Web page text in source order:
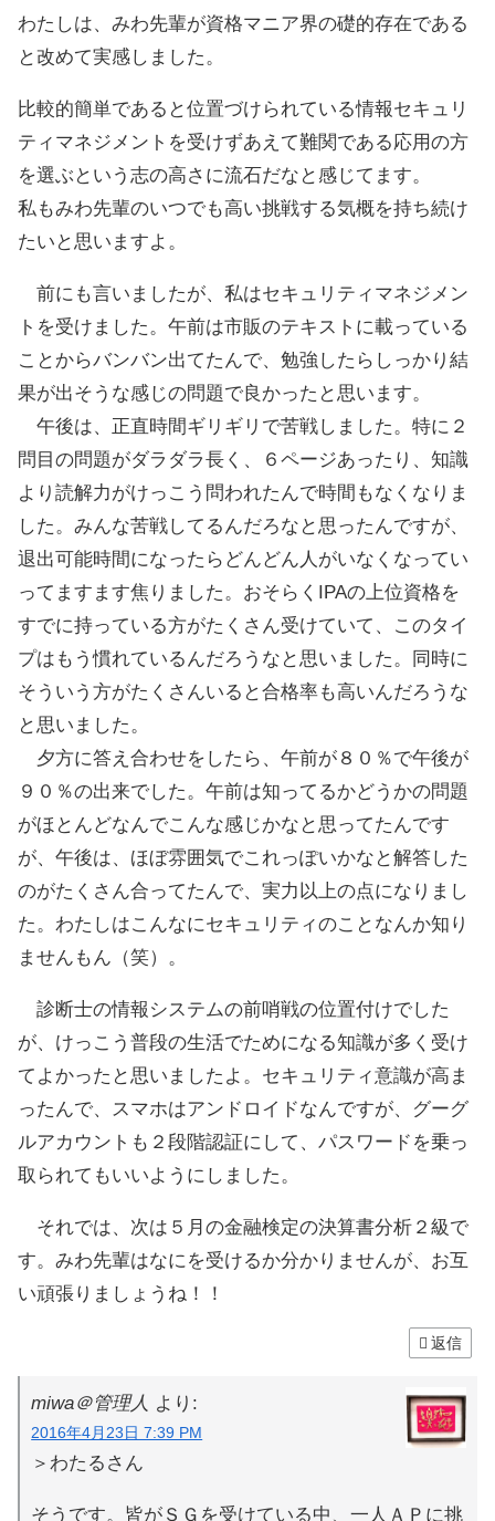
わたしは、みわ先輩が資格マニア界の礎的存在である
と改めて実感しました。
比較的簡単であると位置づけられている情報セキュリ
ティマネジメントを受けずあえて難関である応用の方
を選ぶという志の高さに流石だなと感じてます。
私もみわ先輩のいつでも高い挑戦する気概を持ち続け
たいと思いますよ。
前にも言いましたが、私はセキュリティマネジメン
トを受けました。午前は市販のテキストに載っている
ことからバンバン出てたんで、勉強したらしっかり結
果が出そうな感じの問題で良かったと思います。
午後は、正直時間ギリギリで苦戦しました。特に２
問目の問題がダラダラ長く、６ページあったり、知識
より読解力がけっこう問われたんで時間もなくなりま
した。みんな苦戦してるんだろなと思ったんですが、
退出可能時間になったらどんどん人がいなくなってい
ってますます焦りました。おそらくIPAの上位資格を
すでに持っている方がたくさん受けていて、このタイ
プはもう慣れているんだろうなと思いました。同時に
そういう方がたくさんいると合格率も高いんだろうな
と思いました。
夕方に答え合わせをしたら、午前が８０％で午後が
９０％の出来でした。午前は知ってるかどうかの問題
がほとんどなんでこんな感じかなと思ってたんです
が、午後は、ほぼ雰囲気でこれっぽいかなと解答した
のがたくさん合ってたんで、実力以上の点になりまし
た。わたしはこんなにセキュリティのことなんか知り
ませんもん（笑）。
診断士の情報システムの前哨戦の位置付けでした
が、けっこう普段の生活でためになる知識が多く受け
てよかったと思いましたよ。セキュリティ意識が高ま
ったんで、スマホはアンドロイドなんですが、グーグ
ルアカウントも２段階認証にして、パスワードを乗っ
取られてもいいようにしました。
それでは、次は５月の金融検定の決算書分析２級で
す。みわ先輩はなにを受けるか分かりませんが、お互
い頑張りましょうね！！
返信
miwa＠管理人 より:
2016年4月23日 7:39 PM
＞わたるさん
そうです。皆がＳＧを受けている中、一人ＡＰに挑